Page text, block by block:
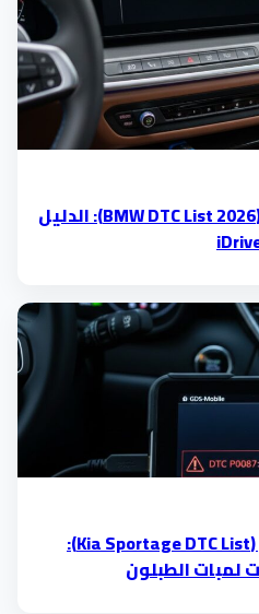
أكواد أعطال بي إم دبليو (BMW DTC List 2026): الدليل
أكواد أعطال كيا سبورتاج (Kia Sportage DTC List):
لمبات الطبلون